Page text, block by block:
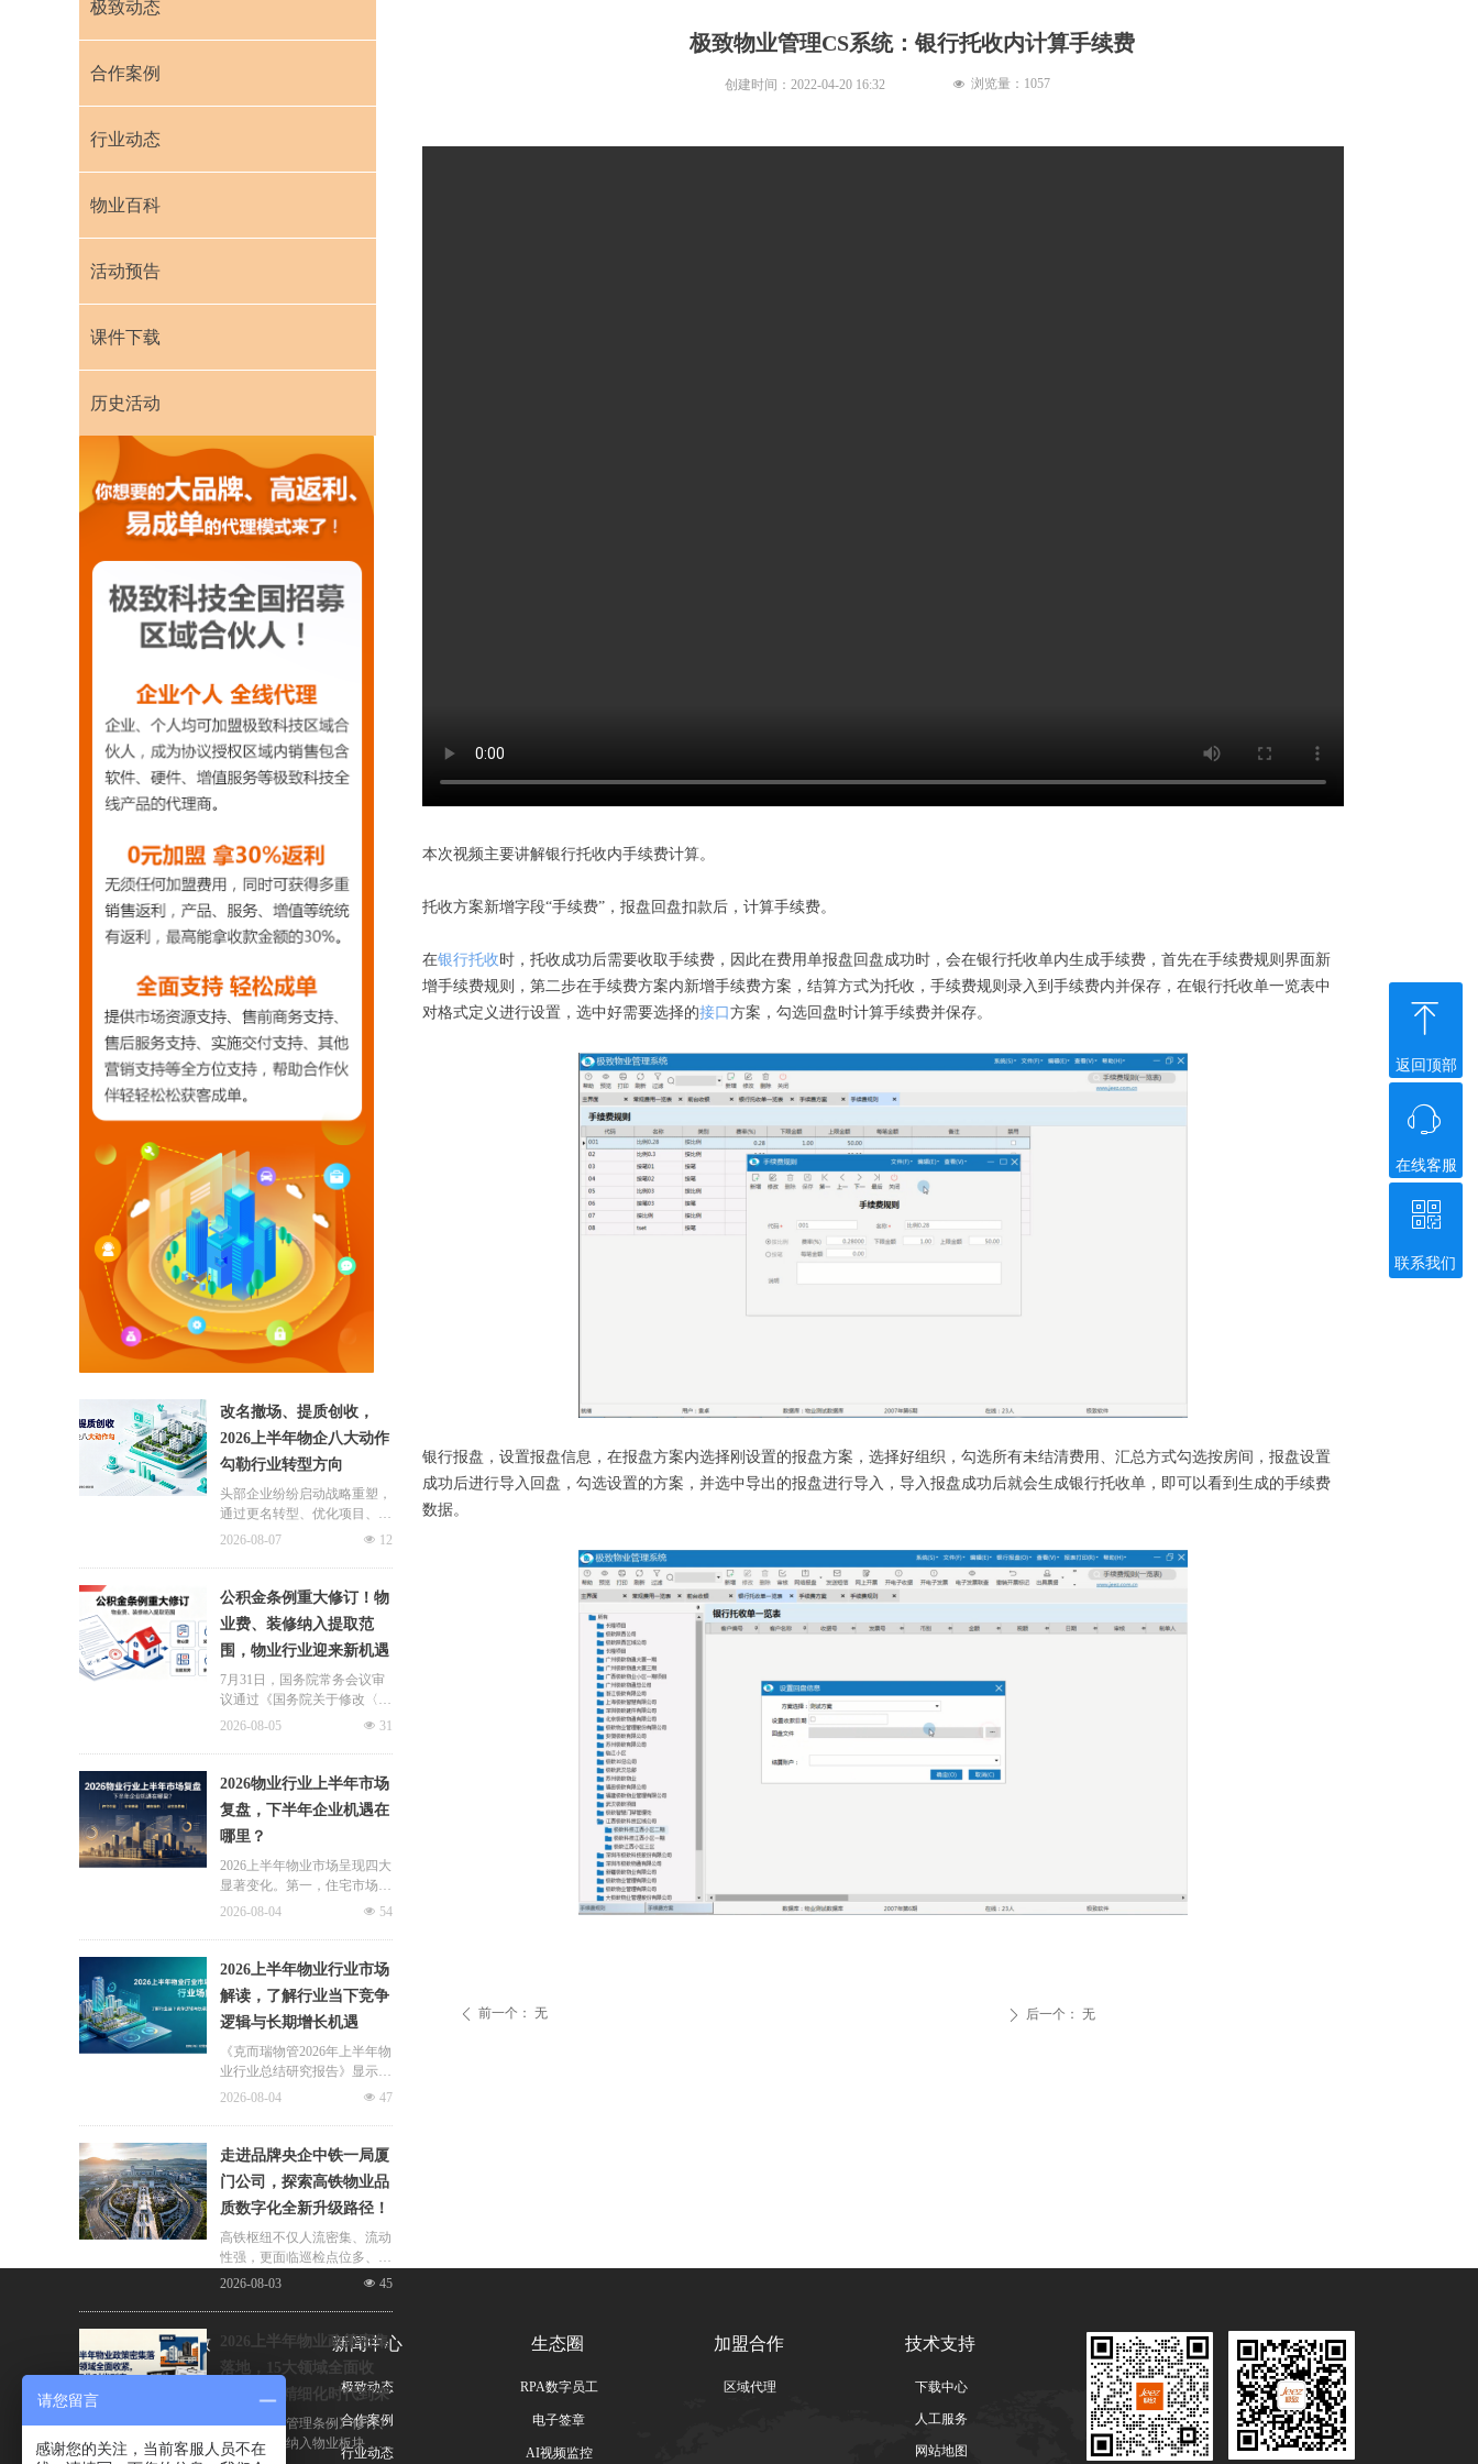
极致物业管理CS系统：银行托收内计算手续费
本次视频主要讲解银行托收内手续费计算。
托收方案新增字段“手续费”，报盘回盘扣款后，计算手续费。
在银行托收时，托收成功后需要收取手续费，因此在费用单报盘回盘成功时，会在银行托收单内生成手续费，首先在手续费规则界面新
增手续费规则，第二步在手续费方案内新增手续费方案，结算方式为托收，手续费规则录入到手续费内并保存，在银行托收单一览表中
对格式定义进行设置，选中好需要选择的接口 方案，勾选回盘时计算手续费并保存。
银行报盘，设置报盘信息，在报盘方案内选择刚设置的报盘方案，选择好组织，勾选所有未结清费用、汇总方式勾选按房间，报盘设置
成功后进行导入回盘，勾选设置的方案，并选中导出的报盘进行导入，导入报盘成功后就会生成银行托收单，即可以看到生成的手续费
数据。
创建时间： 2022-04-20 16:32
ꄴ 前一个： 无 ꄲ 后一个： 无
极致动态
合作案例
行业动态
物业百科
活动预告
课件下载
历史活动
넶 浏览量： 1057
【相关文章推荐】
改名撤场、提质创收，
2026上半年物企八大动作
勾勒行业转型方向
头部企业纷纷启动战略重塑，
通过更名转型、优化项目、升
级服务、挖掘增值收入等多重
一系列经营动作，也为行业下
半年发展指明方向。
넶 12
2026-08-07
公积金条例重大修订！物
业费、装修纳入提取范
围，物业行业迎来新机遇
7月31日，国务院常务会议审
议通过《国务院关于修改〈住
房公积金管理条例〉的决定
景迎来历史性扩容。提取情形
由原有6种拓展至9种，新增装
修自住住房、支付自住住房物
业费两大民生场景，同时设置
兜底条款支持其他合规住房消
费。这项顶层政策调整，不仅
惠及亿万缴存职工，也将深度
业。
넶 31
2026-08-05
2026物业行业上半年市场
复盘，下半年企业机遇在
哪里？
2026上半年物业市场呈现四大
显著变化。第一，住宅市场全
面进入存量化周期，老旧小区
零散老旧小区运营成本高、单
独经营难以盈利，连片整合、
片区化托管成为主流模式，政
企协同搭建长效运营机制，依
托社区增值服务反哺基础物业
服务，形成可持续经营闭环。
넶 54
2026-08-04
2026上半年物业行业市场
解读，了解行业当下竞争
逻辑与长期增长机遇
《克而瑞物管2026年上半年物
业行业总结研究报告》显示，
新房交付规模持续收缩，存量
最大课题。以上海为标杆，全
国超16座城市落地团购物业、
连片治理、政企协同新模式，
破解小区体量小、收费低、运
营亏损、无人接管难题。
넶 47
2026-08-04
走进品牌央企中铁一局厦
门公司，探索高铁物业品
质数字化全新升级路径！
高铁枢纽不仅人流密集、流动
性强，更面临巡检点位多、频
次高、覆盖广、标准严等多重
厦门公司的实际运营情况，为
其打造适配高铁业务场景的数
字化品质运营方案：通过搭建
标准库量化作业细则，按需动
态调整春运、节假日等特殊时
段的巡检需求，依托照片墙留
存巡检实景，杜绝作弊、敷衍
巡检；借助任务日历直观了解
넶 45
2026-08-03
2026上半年物业政策密集
落地，15大领域全面收
紧，合规精细化时代到来
伴随《物业管理条例》修订、
十五五规划纳入物业板块，行
区域代理
极致动态
合作案例
行业动态
联系我们
关于极致 新闻中心 生态圈 加盟合作 技术支持
下载中心
人工服务
网站地图
RPA数字员工
电子签章
AI视频监控
在线客服
ꁱ
返回顶部
ꁸ
联系我们
ꀥ
微信二维码
请您留言
感谢您的关注，当前客服人员不在